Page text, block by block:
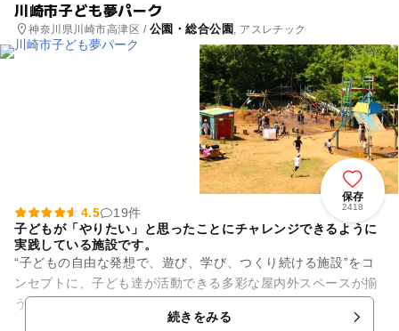
川崎市子ども夢パーク
神奈川県川崎市高津区 / 公園・総合公園 , アスレチック
保存
2418
4.5
19件
子どもが「やりたい」と思ったことにチャレンジできるように
実践している施設です。
“子どもの自由な発想で、遊び、学び、つくり続ける施設”をコ
ンセプトに、子ども達が活動できる多彩な屋内外スペースが揃
うスポットです。 屋外にはプレーパーク(冒険遊び場）、サイ
続きをみる